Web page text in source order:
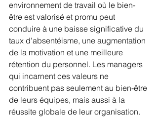
environnement de travail où le bien-
être est valorisé et promu peut
conduire à une baisse significative du
taux d'absentéisme, une augmentation
de la motivation et une meilleure
rétention du personnel. Les managers
qui incarnent ces valeurs ne
contribuent pas seulement au bien-être
de leurs équipes, mais aussi à la
réussite globale de leur organisation.